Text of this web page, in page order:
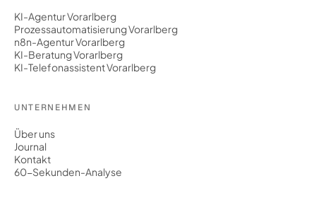
KI-Agentur Vorarlberg
Prozessautomatisierung Vorarlberg
n8n-Agentur Vorarlberg
KI-Beratung Vorarlberg
KI-Telefonassistent Vorarlberg
UNTERNEHMEN
Über uns
Journal
Kontakt
60-Sekunden-Analyse